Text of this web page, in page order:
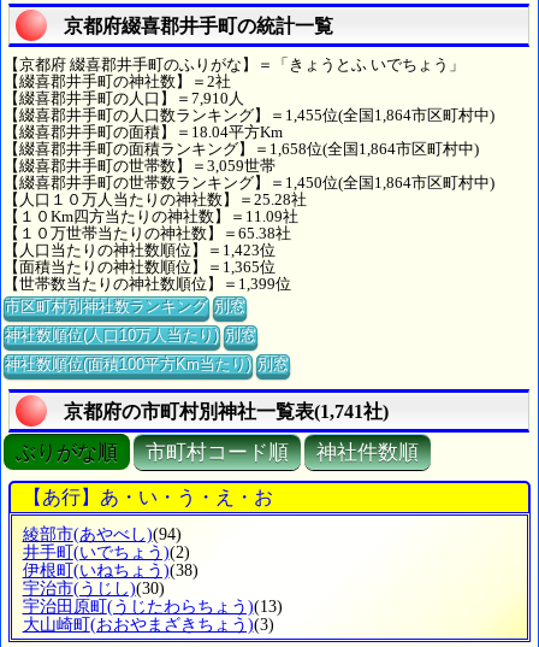
京都府綴喜郡井手町の統計一覧
【京都府 綴喜郡井手町のふりがな】＝「きょうとふ いでちょう」
【綴喜郡井手町の神社数】＝2社
【綴喜郡井手町の人口】＝7,910人
【綴喜郡井手町の人口数ランキング】＝1,455位(全国1,864市区町村中)
【綴喜郡井手町の面積】＝18.04平方Km
【綴喜郡井手町の面積ランキング】＝1,658位(全国1,864市区町村中)
【綴喜郡井手町の世帯数】＝3,059世帯
【綴喜郡井手町の世帯数ランキング】＝1,450位(全国1,864市区町村中)
【人口１０万人当たりの神社数】＝25.28社
【１０Km四方当たりの神社数】＝11.09社
【１０万世帯当たりの神社数】＝65.38社
【人口当たりの神社数順位】＝1,423位
【面積当たりの神社数順位】＝1,365位
【世帯数当たりの神社数順位】＝1,399位
市区町村別神社数ランキング 別窓
神社数順位(人口10万人当たり) 別窓
神社数順位(面積100平方Km当たり) 別窓
京都府の市町村別神社一覧表(1,741社)
ぶりがな順 市町村コード順 神社件数順
【あ行】あ・い・う・え・お
綾部市(あやべし)(94)
井手町 (いでちょう)(2)
伊根町 (いねちょう)(38)
宇治市(うじし)(30)
宇治田原町 (うじたわらちょう)(13)
大山崎町 (おおやまざきちょう)(3)